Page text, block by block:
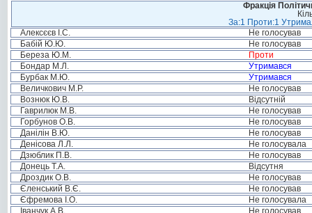
Фракція
За:1 Проти:1
Алексєєв І.С.
Не голосував
Бабій Ю.Ю.
Не голосував
Береза Ю.М.
Проти
Бондар М.Л.
Утримався
Бурбак М.Ю.
Утримався
Величкович М.Р.
Не голосував
Вознюк Ю.В.
Відсутній
Гаврилюк М.В.
Не голосував
Горбунов О.В.
Не голосував
Данілін В.Ю.
Не голосував
Денісова Л.Л.
Не голосувала
Дзюблик П.В.
Не голосував
Донець Т.А.
Відсутня
Дроздик О.В.
Не голосував
Єленський В.Є.
Не голосував
Єфремова І.О.
Не голосувала
Іванчук А.В.
Не голосував